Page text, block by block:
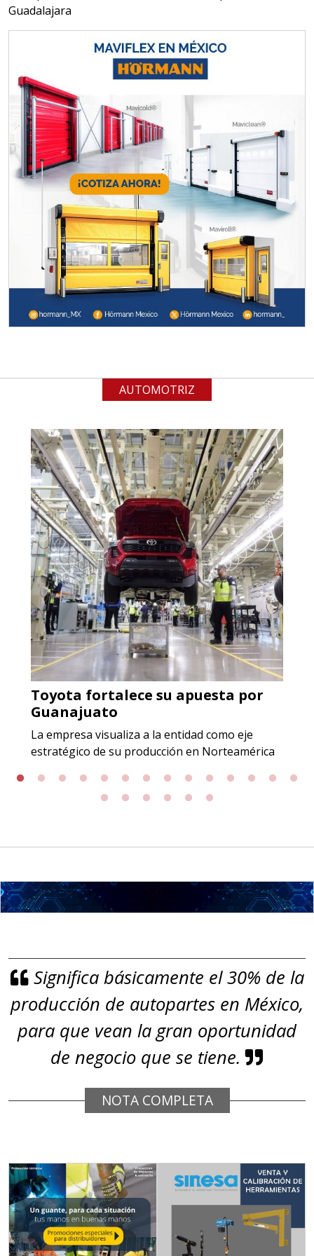
Para vehículos eléctricos.
Requisitos: Garantizar composición
química y origen adecuados
(especialmente para grafito) y
contar con sistemas de calidad y
gestión ambiental.
Aplicar al Requerimiento
Empresa en Jalisco
Requiere:
ALAMBRE DE INCONEL
Especificaciones:
Requisitos: Garantizar composición
química y origen adecuados
(especialmente para grafito) y
Aplicar al Requerimiento
Empresa en Jalisco
Requiere:
ACERO INOXIDABLE
Especificaciones:
Incluyendo grado 304. Requisitos:
Garantizar composición química y
origen adecuados (especialmente
para grafito) y contar con sistemas
de calidad y gestión ambiental.
Aplicar al Requerimiento
Empresa en Jalisco
Requiere:
GRAFITO LAMINADO EN
ROLLO
Especificaciones:
(especialmente para grafito) y
gestión ambiental.
Empresa en Jalisco
Requiere:
GRAFITO
Especificaciones:
De alta pureza y composición
Garantizar composición química y
origen adecuados (especialmente
Aplicar al Requerimiento
Empresa en Querétaro
Guadalajara
AUTOMOTRIZ
Toyota fortalece su apuesta por
Guanajuato
La empresa visualiza a la entidad como eje
estratégico de su producción en Norteamérica
Significa básicamente el 30% de la
producción de autopartes en México,
para que vean la gran oportunidad
de negocio que se tiene.
NOTA COMPLETA